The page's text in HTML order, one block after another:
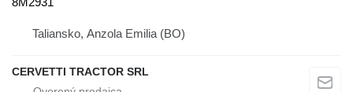
Taliansko, Anzola Emilia (BO)
CERVETTI TRACTOR SRL